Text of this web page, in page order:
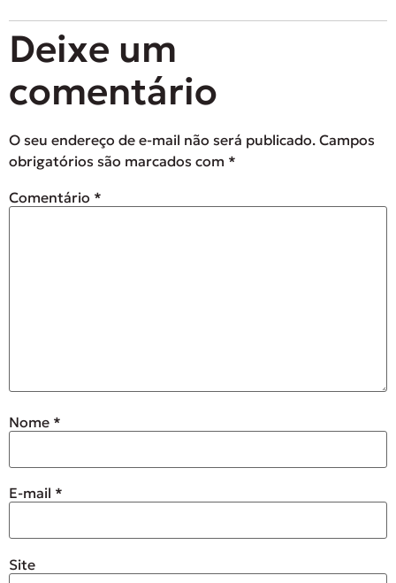
Deixe um
comentário
O seu endereço de e-mail não será publicado. Campos
obrigatórios são marcados com *
Comentário *
Nome *
E-mail *
Site